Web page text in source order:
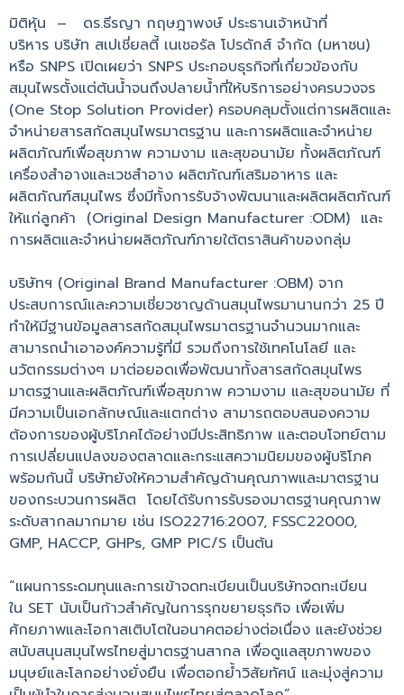
มิติหุ้น – ดร.ธีรญา กฤษฎาพงษ์ ประธานเจ้าหน้าที่
บริหาร บริษัท สเปเชี่ยลตี้ เนเชอรัล โปรดักส์ จำกัด (มหาชน)
หรือ SNPS เปิดเผยว่า SNPS ประกอบธุรกิจที่เกี่ยวข้องกับ
สมุนไพรตั้งแต่ต้นน้ำจนถึงปลายน้ำที่ให้บริการอย่างครบวงจร
(One Stop Solution Provider) ครอบคลุมตั้งแต่การผลิตและ
จำหน่ายสารสกัดสมุนไพรมาตรฐาน และการผลิตและจำหน่าย
ผลิตภัณฑ์เพื่อสุขภาพ ความงาม และสุขอนามัย ทั้งผลิตภัณฑ์
เครื่องสำอางและเวชสำอาง ผลิตภัณฑ์เสริมอาหาร และ
ผลิตภัณฑ์สมุนไพร ซึ่งมีทั้งการรับจ้างพัฒนาและผลิตผลิตภัณฑ์
ให้แก่ลูกค้า (Original Design Manufacturer :ODM) และ
การผลิตและจำหน่ายผลิตภัณฑ์ภายใต้ตราสินค้าของกลุ่ม
บริษัทฯ (Original Brand Manufacturer :OBM) จาก
ประสบการณ์และความเชี่ยวชาญด้านสมุนไพรมานานกว่า 25 ปี
ทำให้มีฐานข้อมูลสารสกัดสมุนไพรมาตรฐานจำนวนมากและ
สามารถนำเอาองค์ความรู้ที่มี รวมถึงการใช้เทคโนโลยี และ
นวัตกรรมต่างๆ มาต่อยอดเพื่อพัฒนาทั้งสารสกัดสมุนไพร
มาตรฐานและผลิตภัณฑ์เพื่อสุขภาพ ความงาม และสุขอนามัย ที่
มีความเป็นเอกลักษณ์และแตกต่าง สามารถตอบสนองความ
ต้องการของผู้บริโภคได้อย่างมีประสิทธิภาพ และตอบโจทย์ตาม
การเปลี่ยนแปลงของตลาดและกระแสความนิยมของผู้บริโภค
พร้อมกันนี้ บริษัทยังให้ความสำคัญด้านคุณภาพและมาตรฐาน
ของกระบวนการผลิต โดยได้รับการรับรองมาตรฐานคุณภาพ
ระดับสากลมากมาย เช่น ISO22716:2007, FSSC22000,
GMP, HACCP, GHPs, GMP PIC/S เป็นต้น
“แผนการระดมทุนและการเข้าจดทะเบียนเป็นบริษัทจดทะเบียน
ใน SET นับเป็นก้าวสำคัญในการรุกขยายธุรกิจ เพื่อเพิ่ม
ศักยภาพและโอกาสเติบโตในอนาคตอย่างต่อเนื่อง และยังช่วย
สนับสนุนสมุนไพรไทยสู่มาตรฐานสากล เพื่อดูแลสุขภาพของ
มนุษย์และโลกอย่างยั่งยืน เพื่อตอกย้ำวิสัยทัศน์ และมุ่งสู่ความ